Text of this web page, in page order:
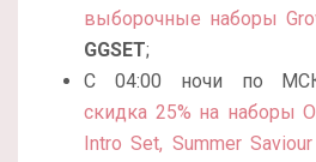
выборочные наборы
GGSET;
С 04:00 ночи по
cкидка 25% на наборы
Intro Set, Summer